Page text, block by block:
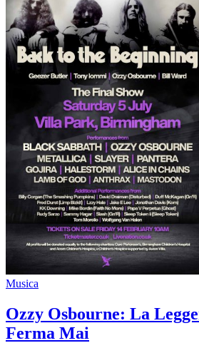
Musica
Ozzy Osbourne: La
Ferma Mai